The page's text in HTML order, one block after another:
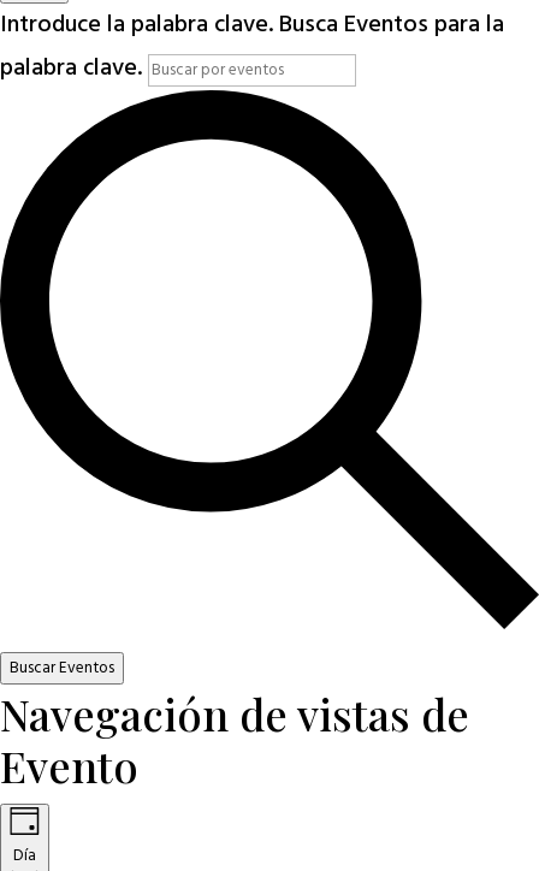
Introduce la palabra clave. Busca Eventos para la
palabra clave.
Buscar Eventos
Navegación de vistas de
Evento
Día